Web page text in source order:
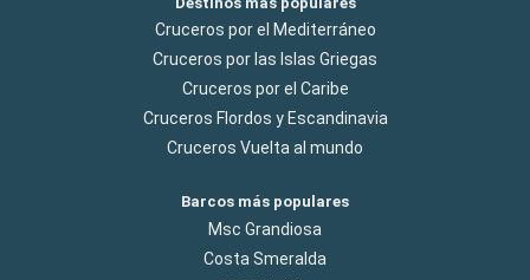
Cruceros por el Mediterráneo
Cruceros por las Islas Griegas
Cruceros por el Caribe
Cruceros Flordos y Escandinavia
Cruceros Vuelta al mundo
Barcos más populares
Msc Grandiosa
Costa Smeralda